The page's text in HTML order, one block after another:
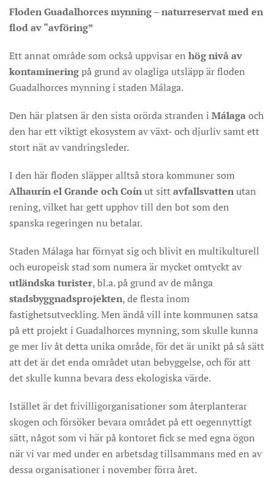
Floden Guadalhorces mynning – naturreservat med en
flod av “avföring”
Ett annat område som också uppvisar en hög nivå av
kontamineringpå grund av olagliga utsläpp är floden
Guadalhorces mynning i staden Málaga.
Den här platsen är den sista orörda stranden i Málagaoch
den har ett viktigt ekosystem av växt- och djurliv samt ett
stort nät av vandringsleder.
I den här floden släpper alltså stora kommuner som
Alhaurín el Grande och Coínut sittavfallsvattenutan
rening, vilket har gett upphov till den bot som den
spanska regeringen nu betalar.
Staden Málaga har förnyat sig och blivit en multikulturell
och europeisk stad som numera är mycket omtyckt av
utländska turister, bl.a. på grund av de många
stadsbyggnadsprojekten, de flesta inom
fastighetsutveckling. Men ändå vill inte kommunen satsa
på ett projekt i Guadalhorces mynning, som skulle kunna
ge mer liv åt detta unika område, för det är unikt på så sätt
att det är det enda området utan bebyggelse, och för att
det skulle kunna bevara dess ekologiska värde.
Istället är det frivilligorganisationer som återplanterar
skogen och försöker bevara området på ett oegennyttigt
sätt, något som vi här på kontoret fick se med egna ögon
när vi var med under en arbetsdag tillsammans med en av
dessa organisationer i november förra året.